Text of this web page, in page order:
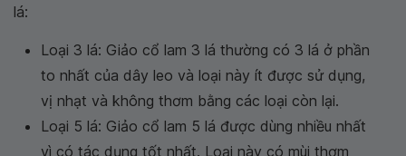
lá:
Loại 3 lá: Giảo cổ lam 3 lá thường có 3 lá ở phần
to nhất của dây leo và loại này ít được sử dụng,
vị nhạt và không thơm bằng các loại còn lại.
Loại 5 lá: Giảo cổ lam 5 lá được dùng nhiều nhất
vì có tác dụng tốt nhất. Loại này có mùi thơm